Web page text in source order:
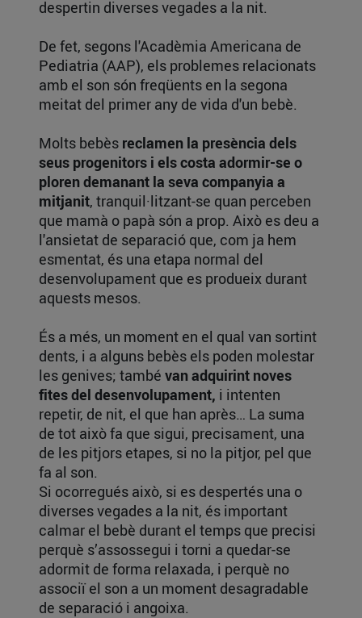
despertin diverses vegades a la nit.
De fet, segons l'Acadèmia Americana de
Pediatria (AAP), els problemes relacionats
amb el son són freqüents en la segona
meitat del primer any de vida d'un bebè.
Molts bebès reclamen la presència dels
seus progenitors i els costa adormir-se o
ploren demanant la seva companyia a
mitjanit, tranquil·litzant-se quan perceben
que mamà o papà són a prop. Això es deu a
l'ansietat de separació que, com ja hem
esmentat, és una etapa normal del
desenvolupament que es produeix durant
aquests mesos.
És a més, un moment en el qual van sortint
dents, i a alguns bebès els poden molestar
les genives; també van adquirint noves
fites del desenvolupament, i intenten
repetir, de nit, el que han après… La suma
de tot això fa que sigui, precisament, una
de les pitjors etapes, si no la pitjor, pel que
fa al son.
Si ocorregués això, si es despertés una o
diverses vegades a la nit, és important
calmar el bebè durant el temps que precisi
perquè s’assossegui i torni a quedar-se
adormit de forma relaxada, i perquè no
associï el son a un moment desagradable
de separació i angoixa.